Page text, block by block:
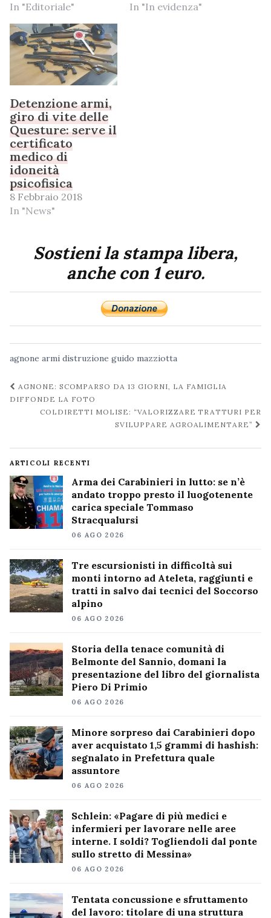
In "Editoriale"
In "In evidenza"
Detenzione armi,
giro di vite delle
Questure: serve il
certificato
medico di
idoneità
psicofisica
8 Febbraio 2018
In "News"
Sostieni la stampa libera,
anche con 1 euro.
agnone armi distruzione guido mazziotta
Navigazione
post
AGNONE: SCOMPARSO DA 13 GIORNI, LA FAMIGLIA
DIFFONDE LA FOTO
COLDIRETTI MOLISE: “VALORIZZARE TRATTURI PER
SVILUPPARE AGROALIMENTARE”
ARTICOLI RECENTI
Arma dei Carabinieri in lutto: se n’è
andato troppo presto il luogotenente
carica speciale Tommaso
Stracqualursi
06 AGO 2026
Tre escursionisti in difficoltà sui
monti intorno ad Ateleta, raggiunti e
tratti in salvo dai tecnici del Soccorso
alpino
06 AGO 2026
Storia della tenace comunità di
Belmonte del Sannio, domani la
presentazione del libro del giornalista
Piero Di Primio
06 AGO 2026
Minore sorpreso dai Carabinieri dopo
aver acquistato 1,5 grammi di hashish:
segnalato in Prefettura quale
assuntore
06 AGO 2026
Schlein: «Pagare di più medici e
infermieri per lavorare nelle aree
interne. I soldi? Togliendoli dal ponte
sullo stretto di Messina»
06 AGO 2026
Tentata concussione e sfruttamento
del lavoro: titolare di una struttura